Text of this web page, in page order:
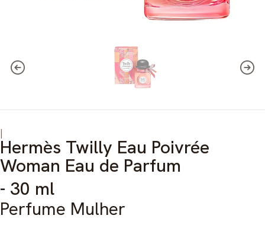
|
Hermès Twilly Eau Poivrée
Woman Eau de Parfum
- 30 ml
Perfume Mulher